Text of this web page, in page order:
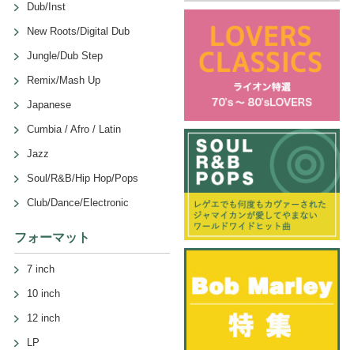
Dub/Inst
New Roots/Digital Dub
Jungle/Dub Step
Remix/Mash Up
Japanese
Cumbia / Afro / Latin
Jazz
Soul/R&B/Hip Hop/Pops
Club/Dance/Electronic
フォーマット
7 inch
10 inch
12 inch
LP